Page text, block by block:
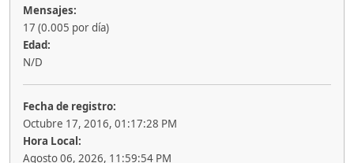
Mensajes:
17 (0.005 por día)
Edad:
N/D
Fecha de registro:
Octubre 17, 2016, 01:17:28 PM
Hora Local:
Agosto 06, 2026, 11:59:54 PM